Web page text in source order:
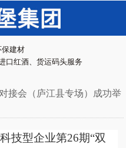
保建材
口红酒、货运码头服务
接会（庐江县专场）成功举
技型企业第26期“双